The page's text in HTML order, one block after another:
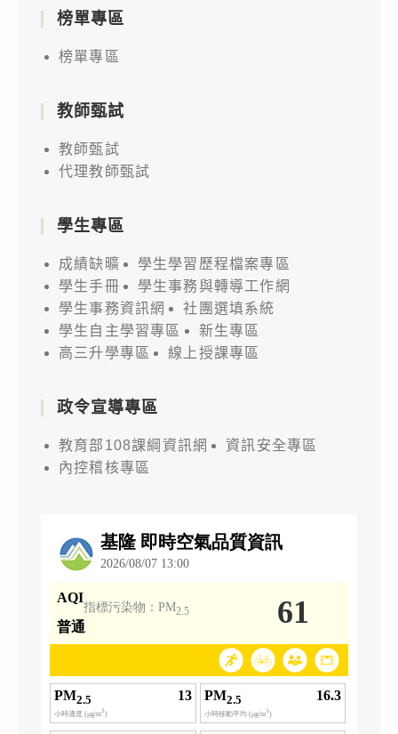
榜單專區
榜單專區
教師甄試
教師甄試
代理教師甄試
學生專區
成績缺曠
學生學習歷程檔案專區
學生手冊
學生事務與轉導工作網
學生事務資訊網
社團選填系統
學生自主學習專區
新生專區
高三升學專區
線上授課專區
政令宣導專區
教育部108課綱資訊網
資訊安全專區
內控稽核專區